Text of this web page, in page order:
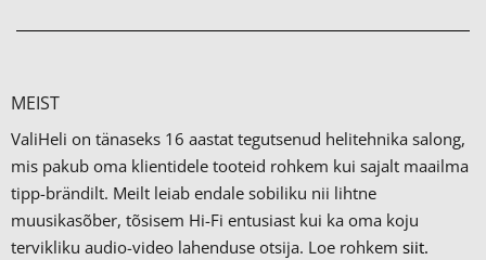
MEIST
ValiHeli on tänaseks 16 aastat tegutsenud helitehnika salong,
mis pakub oma klientidele tooteid rohkem kui sajalt maailma
tipp-brändilt. Meilt leiab endale sobiliku nii lihtne
muusikasõber, tõsisem Hi-Fi entusiast kui ka oma koju
tervikliku audio-video lahenduse otsija. Loe rohkem siit.